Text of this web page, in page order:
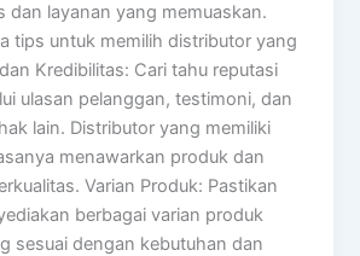
dan layanan yang memuaskan.
tips untuk memilih distributor yang
Kredibilitas: Cari tahu reputasi
ulasan pelanggan, testimoni, dan
lain. Distributor yang memiliki
menawarkan produk dan
Varian Produk: Pastikan
berbagai varian produk
sesuai dengan kebutuhan dan